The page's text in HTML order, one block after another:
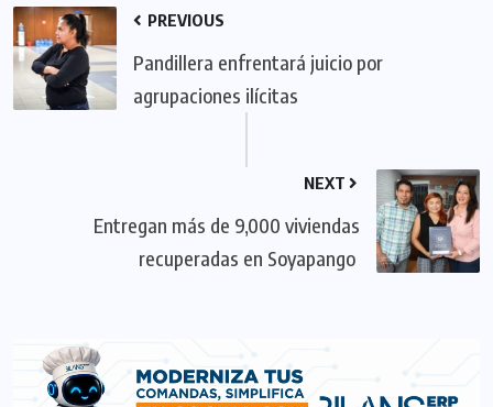
PREVIOUS
Pandillera enfrentará juicio por
agrupaciones ilícitas
NEXT
Entregan más de 9,000 viviendas
recuperadas en Soyapango